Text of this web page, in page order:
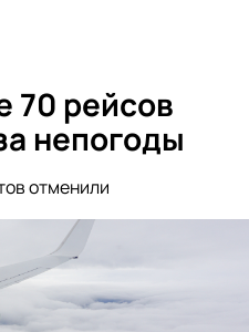
70 рейсов
непогоды
отменили